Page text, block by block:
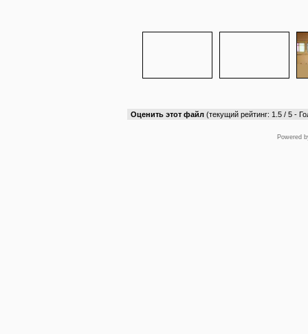
Оценить этот файл (текущий рейтинг: 1.5 / 5 -
Powered